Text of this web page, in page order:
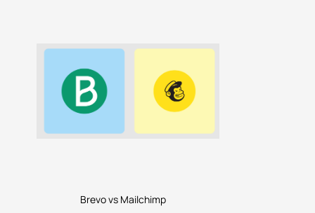
Brevo vs Mailchimp